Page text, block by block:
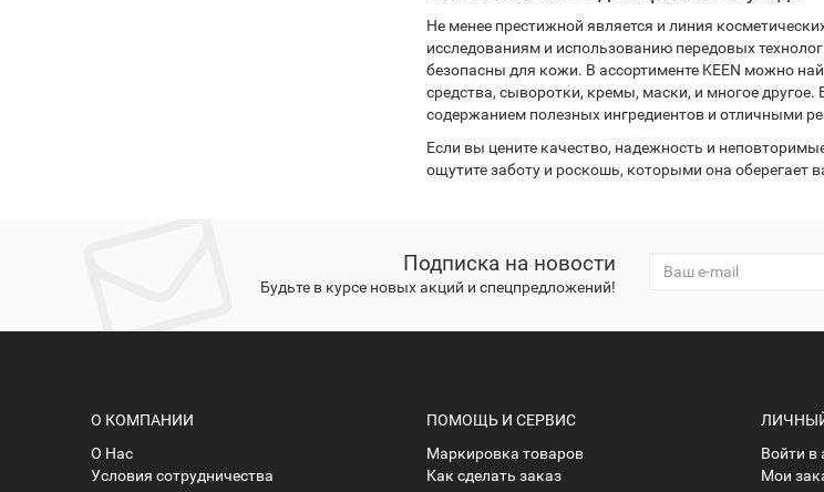
Не менее престижной является и линия
исследованиям и использованию передовых
безопасны для кожи. В ассортименте KEEN можно
средства, сыворотки, кремы, маски, и многое
содержанием полезных ингредиентов и отличными
Если вы цените качество, надежность и
ощутите заботу и роскошь, которыми она оберегает
Подписка на новости
Будьте в курсе новых акций и спецпредложений!
О КОМПАНИИ
О Нас
Условия сотрудничества
ПОМОЩЬ И СЕРВИС
Маркировка товаров
Как сделать заказ
Войти в
Мои